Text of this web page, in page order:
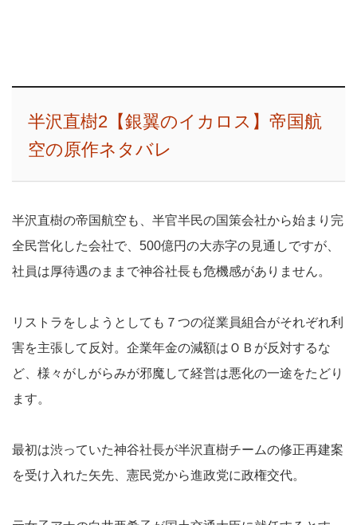
半沢直樹2【銀翼のイカロス】帝国航
空の原作ネタバレ
半沢直樹の帝国航空も、半官半民の国策会社から始まり完
全民営化した会社で、500億円の大赤字の見通しですが、
社員は厚待遇のままで神谷社長も危機感がありません。
リストラをしようとしても７つの従業員組合がそれぞれ利
害を主張して反対。企業年金の減額はＯＢが反対するな
ど、様々がしがらみが邪魔して経営は悪化の一途をたどり
ます。
最初は渋っていた神谷社長が半沢直樹チームの修正再建案
を受け入れた矢先、憲民党から進政党に政権交代。